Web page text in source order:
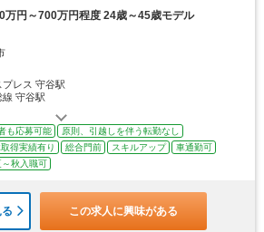
万円～700万円程度 24歳～45歳モデル
レス 守谷駅
守谷駅
も応募可能
原則、引越しを伴う転勤なし
得実績有り 総合門前 スキルアップ
車通勤可
～秋入職可
この求人に興味がある